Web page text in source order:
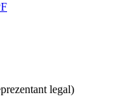
legal)